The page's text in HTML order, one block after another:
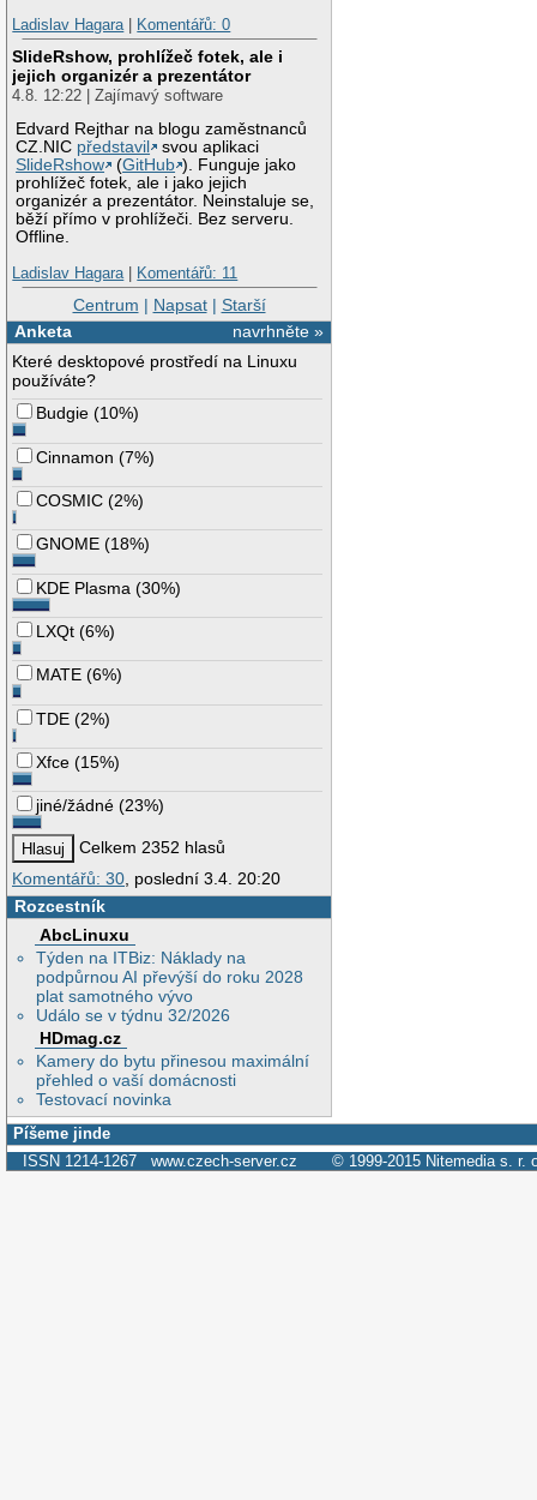
Ladislav Hagara| Komentářů: 0
SlideRshow, prohlížeč fotek, ale i
jejich organizér a prezentátor
4.8. 12:22 | Zajímavý software
Edvard Rejthar na blogu zaměstnanců
CZ.NIC představil
svou aplikaci
SlideRshow
(GitHub ). Funguje jako
prohlížeč fotek, ale i jako jejich
organizér a prezentátor. Neinstaluje se,
běží přímo v prohlížeči. Bez serveru.
Offline.
Ladislav Hagara| Komentářů: 11
Centrum | Napsat| Starší
navrhněte »
Anketa
Které desktopové prostředí na Linuxu
používáte?
Budgie (10%)
Cinnamon (7%)
COSMIC (2%)
GNOME (18%)
KDE Plasma (30%)
LXQt (6%)
MATE (6%)
TDE (2%)
Xfce (15%)
jiné/žádné (23%)
Celkem 2352 hlasů
Komentářů: 30 , poslední 3.4. 20:20
Rozcestník
AbcLinuxu
Týden na ITBiz: Náklady na
podpůrnou AI převýší do roku 2028
plat samotného vývo
Událo se v týdnu 32/2026
HDmag.cz
Kamery do bytu přinesou maximální
přehled o vaší domácnosti
Testovací novinka
Píšeme jinde
ISSN 1214-1267 www.czech-server.cz © 1999-2015 Nitemedia s. r.